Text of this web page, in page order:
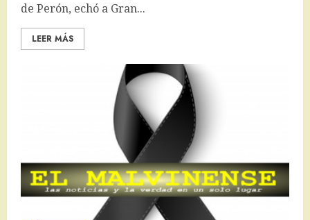
de Perón, echó a Gran...
LEER MÁS